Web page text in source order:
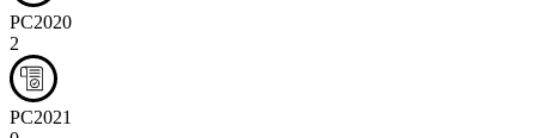
PC2020
2
PC2021